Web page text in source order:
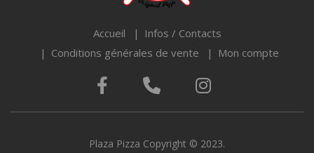
Accueil
Infos / Contacts
Conditions générales de vente
Mon compte
Plaza Pizza Copyright © 2023.